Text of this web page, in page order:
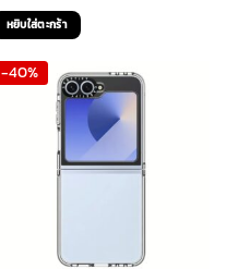
price
was:
2,599 ฿.1,560 ฿.
หยิบใส่ตะกร้า
-40%